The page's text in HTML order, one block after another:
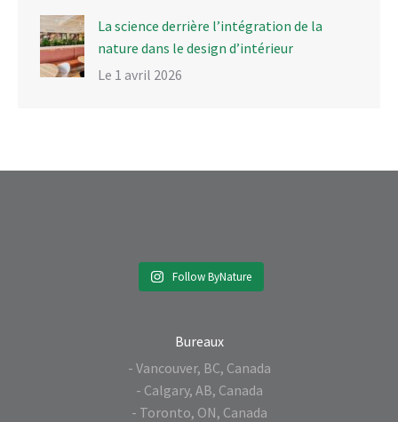
La science derrière l’intégration de la
nature dans le design d’intérieur
Le 1 avril 2026
Follow ByNature
Bureaux
- Vancouver, BC, Canada
- Calgary, AB, Canada
- Toronto, ON, Canada